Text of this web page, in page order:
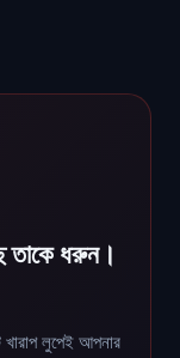
তাকে ধরুন।
লুপেই আপনার